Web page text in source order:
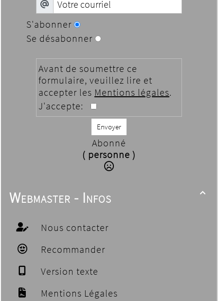
S'abonner
Se désabonner
Avant de soumettre ce
formulaire, veuillez lire et
accepter les Mentions légales.
J'accepte:
Envoyer
Abonné
( personne )

Webmaster - Infos
Nous contacter
Recommander
Version texte
Mentions Légales